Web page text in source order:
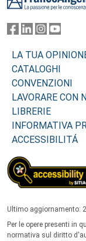
LA TUA
CATALOGHI
CONVENZIONI
LAVORARE CON
LIBRERIE
INFORMATIVA
ACCESSIBILITÁ
Ultimo aggiornamento:
Per le opere presenti in
normativa sul diritto